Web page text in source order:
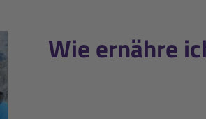
Wie ernähre